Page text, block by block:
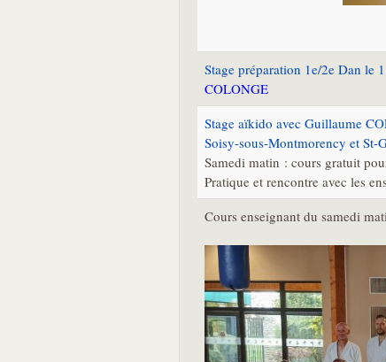
Stage préparation 1e/2e Dan le
COLONGE
Stage aïkido avec Guillaume
Soisy-sous-Montmorency et St-
Samedi matin : cours gratuit
Pratique et rencontre avec les
Cours enseignant du samedi